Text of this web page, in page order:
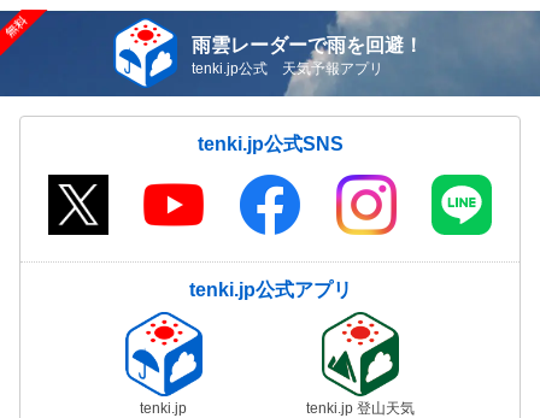
雨雲レーダーで雨を回避！
tenki.jp公式 天気予報アプリ
tenki.jp公式SNS
tenki.jp公式アプリ
tenki.jp tenki.jp 登山天気